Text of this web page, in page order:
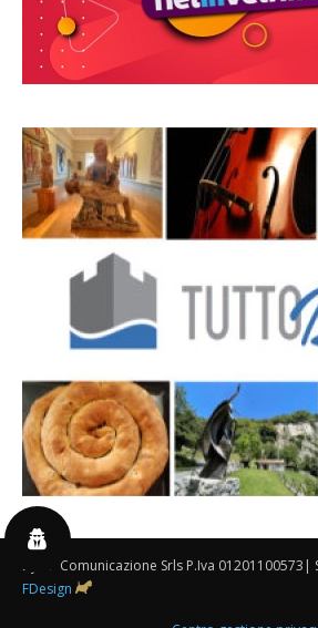
By 3P Comunicazione Srls P.Iva
FDesign